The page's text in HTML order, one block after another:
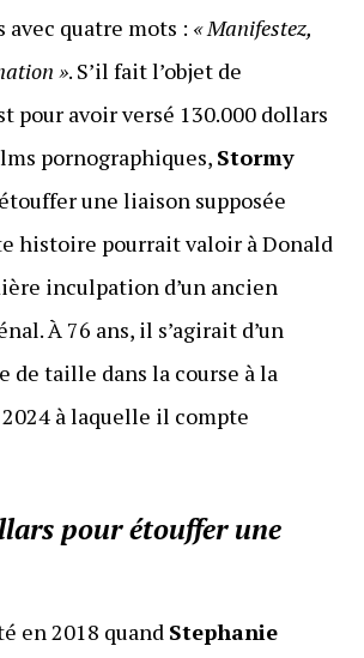
quatre mots : « Manifestez,
». S’il fait l’objet de
pour avoir versé 130.000 dollars
pornographiques, Stormy
une liaison supposée
histoire pourrait valoir à Donald
inculpation d’un ancien
À 76 ans, il s’agirait d’un
de taille dans la course à la
à laquelle il compte
pour étouffer une
en 2018 quand Stephanie